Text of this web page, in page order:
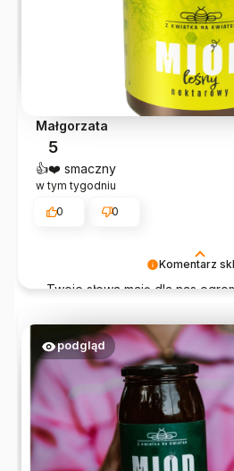
Komentarz
Twoje słowa mają dla nas
będą gościć u Ciebie częściej!
Małgorzata
5
👍️❤️ smaczny
w tym tygodniu
0
0
podgląd